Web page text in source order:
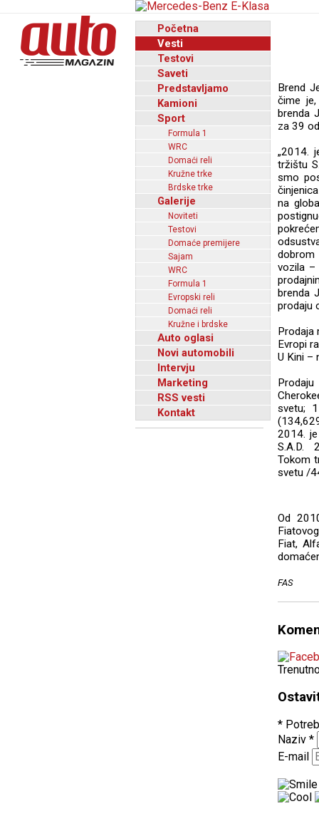
Početna
Vesti
Testovi
Saveti
Predstavljamo
Kamioni
Sport
Formula 1
WRC
Domaći reli
Kružne trke
Brdske trke
Galerije
Noviteti
Testovi
Domaće premijere
Sajam
WRC
Formula 1
Evropski reli
Domaći reli
Kružne i brdske
Auto oglasi
Novi automobili
Intervju
Marketing
RSS vesti
Kontakt
Brend
čime
brenda
za 39
„2014.
tržištu
smo
na
dobrom
vozila –
brenda
prodaju
Prodaja
Evropi
U Kini –
svetu;
2014.
S.A.D.
Tokom
svetu /
Od
Fiat,
FAS
*
Naziv *
E-mail